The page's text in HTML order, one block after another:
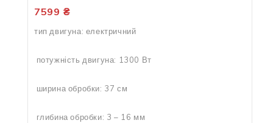
7599 ₴
тип двигуна: електричний
потужність двигуна: 1300 Вт
ширина обробки: 37 см
глибина обробки: 3 – 16 мм